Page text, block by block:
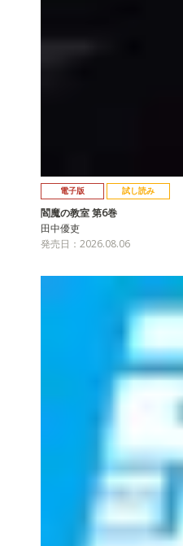
電子版 試し読み
閻魔の教室 第6巻
田中優吏
発売日：2026.08.06